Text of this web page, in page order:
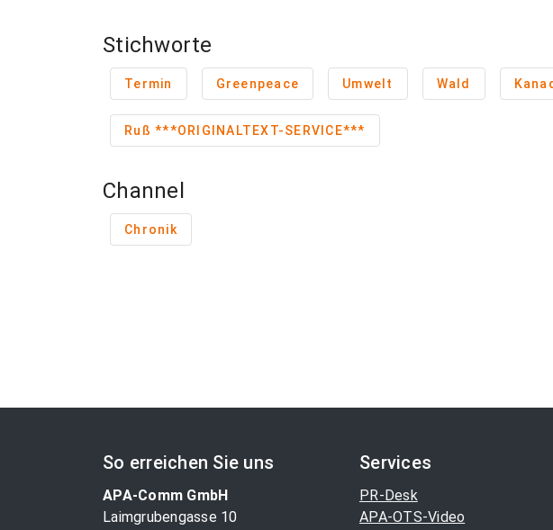
Stichworte
Termin Greenpeace Umwelt Wald
Ruß ***ORIGINALTEXT-SERVICE***
Channel
Chronik
So erreichen Sie uns
APA-Comm GmbH
Laimgrubengasse 10
Services
PR-Desk
APA-OTS-Video